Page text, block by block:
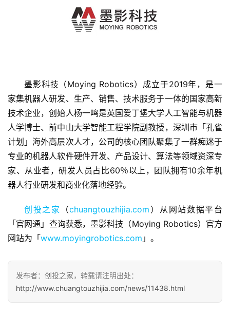
首
页
融
资
报
商
业
察
墨影科技（Moying Robotics）成立于2019年，是一
家集机器人研发、生产、销售、技术服务于一体的国家高新
技术企业，创始人杨一鸣是英国爱丁堡大学人工智能与机器
人学博士、前中山大学智能工程学院副教授，深圳市「孔雀
计划」海外高层次人才，公司的核心团队聚集了一群痴迷于
专业的机器人软件硬件开发、产品设计、算法等领域资深专
家、从业者，研发人员占比60％以上，团队拥有10余年机
器人行业研发和商业化落地经验。
创投之家 （chuangtouzhijia.com ）从网站数据平台
「官网通」查询获悉，墨影科技（Moying Robotics）官方
网站为「www.moyingrobotics.com 」。
发布者：创投之家，转载请注明出处：
http://www.chuangtouzhijia.com/news/11438.html